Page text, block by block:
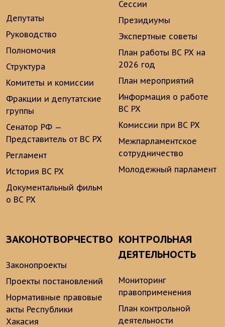
Депутаты
Руководство
Полномочия
Структура
Комитеты и комиссии
Фракции и депутатские
группы
Сенатор РФ —
Представитель от ВС РХ
Регламент
История ВС РХ
Документальный фильм
о ВС РХ
Сессии
Президиумы
Экспертные советы
План работы ВС РХ на
2026 год
План мероприятий
Информация о работе
ВС РХ
Комиссии при ВС РХ
Межпарламентское
сотрудничество
Молодежный парламент
ЗАКОНОТВОРЧЕСТВО
Законопроекты
Проекты постановлений
Нормативные правовые
акты Республики
Хакасия
КОНТРОЛЬНАЯ
ДЕЯТЕЛЬНОСТЬ
Мониторинг
правоприменения
План контрольной
деятельности